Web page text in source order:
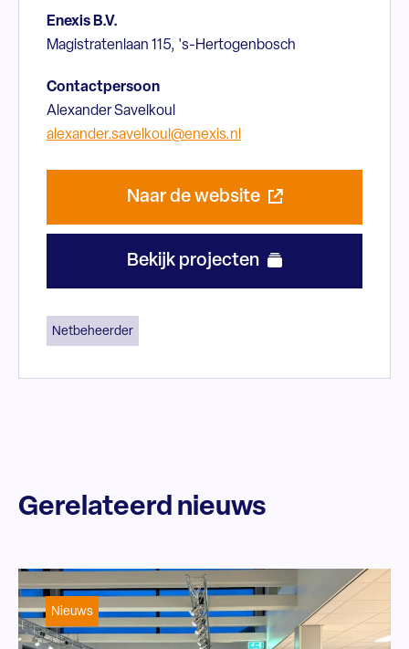
Enexis B.V.
Magistratenlaan 115, 's-Hertogenbosch
Contactpersoon
Alexander Savelkoul
alexander.savelkoul@enexis.nl
Naar de website
Bekijk projecten
Netbeheerder
Gerelateerd nieuws
Nieuws